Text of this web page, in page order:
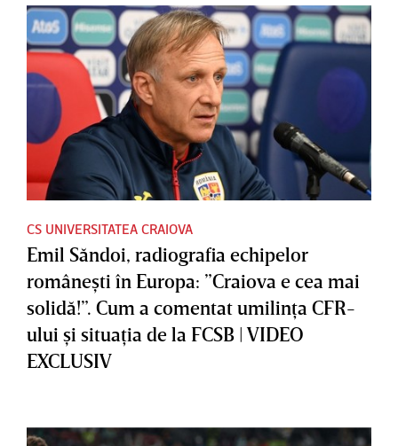
CS UNIVERSITATEA CRAIOVA
Emil Săndoi, radiografia echipelor
româneşti în Europa: ”Craiova e cea mai
solidă!”. Cum a comentat umilinţa CFR-
ului şi situaţia de la FCSB | VIDEO
EXCLUSIV